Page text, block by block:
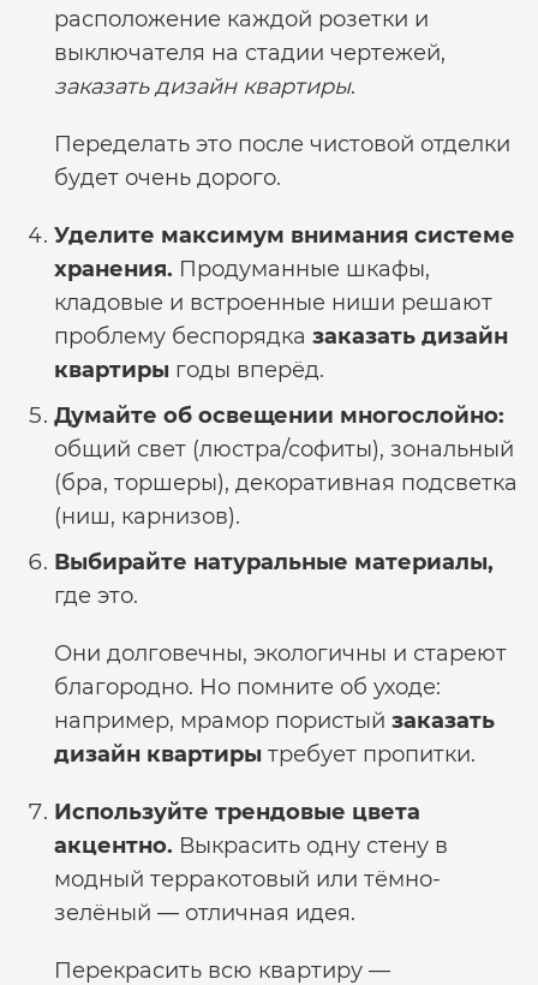
расположение каждой розетки и
выключателя на стадии чертежей,
заказать дизайн квартиры.
Переделать это после чистовой отделки
будет очень дорого.
Уделите максимум внимания системе
хранения. Продуманные шкафы,
кладовые и встроенные ниши решают
проблему беспорядка заказать дизайн
квартиры годы вперёд.
Думайте об освещении многослойно:
общий свет (люстра/софиты), зональный
(бра, торшеры), декоративная подсветка
(ниш, карнизов).
Выбирайте натуральные материалы,
где это.
Они долговечны, экологичны и стареют
благородно. Но помните об уходе:
например, мрамор пористый заказать
дизайн квартиры требует пропитки.
Используйте трендовые цвета
акцентно. Выкрасить одну стену в
модный терракотовый или тёмно-
зелёный — отличная идея.
Перекрасить всю квартиру —